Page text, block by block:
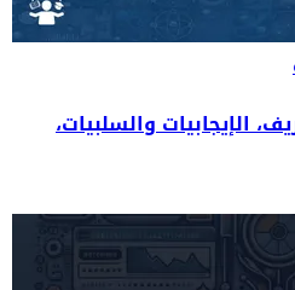
الإيجابيات والسلبيات،